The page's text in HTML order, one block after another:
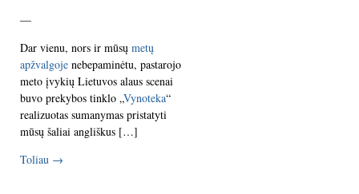
—
Dar vienu, nors ir mūsų metų
apžvalgoje nebepaminėtu, pastarojo
meto įvykių Lietuvos alaus scenai
buvo prekybos tinklo „Vynoteka“
realizuotas sumanymas pristatyti
mūsų šaliai angliškus […]
Toliau →